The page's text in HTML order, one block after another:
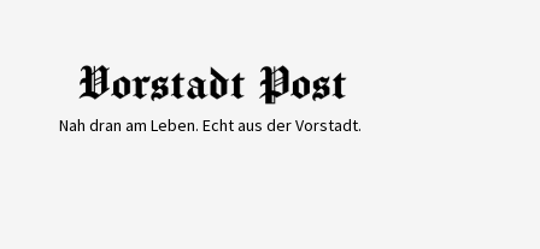
Nah dran am Leben. Echt aus der Vorstadt.